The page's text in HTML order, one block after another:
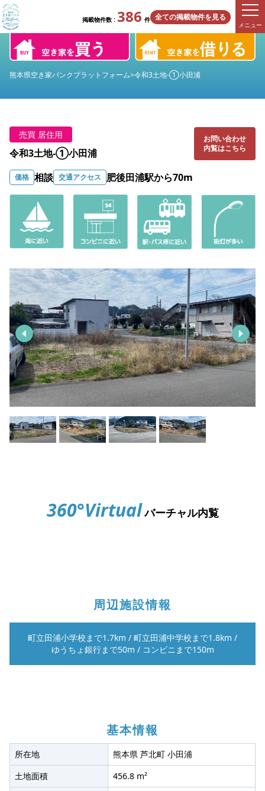
掲載物件数 : 386 件 全ての掲載物件を見る
メニュー
熊本県空き家バンクプラットフォーム>令和3土地-①小田浦
売買 居住用
令和3土地-①小田浦
お問い合わせ
内覧はこちら
価格 相談 交通アクセス 肥後田浦駅から70m
360°Virtualバーチャル内覧
周辺施設情報
町立田浦小学校まで1.7km / 町立田浦中学校まで1.8km /
ゆうちょ銀行まで50m / コンビニまで150m
基本情報
所在地
熊本県 芦北町 小田浦
土地面積
456.8 m²